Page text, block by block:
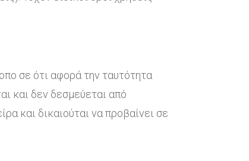
σε ότι αφορά την ταυτότητα
και δεν δεσμεύεται από
και δικαιούται να προβαίνει σε